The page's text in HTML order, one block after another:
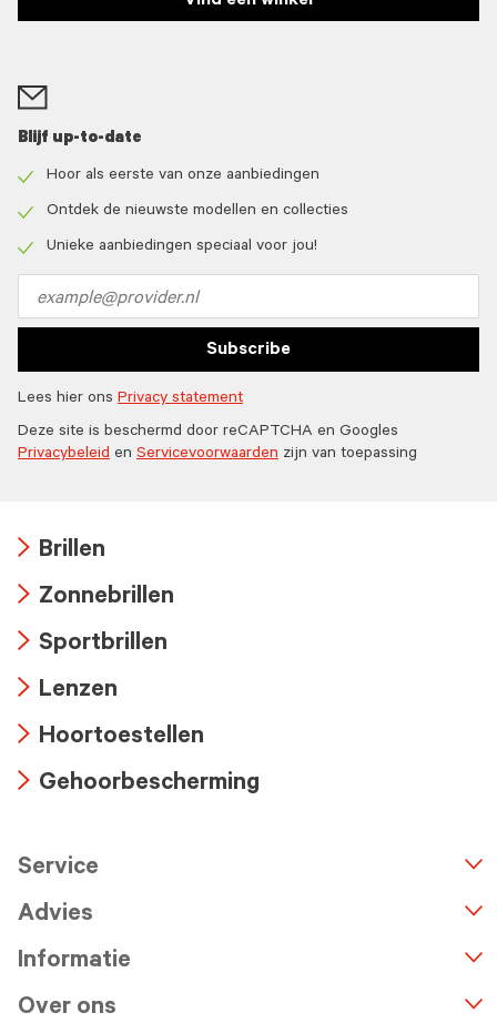
Blijf up-to-date
icon
Hoor als eerste van onze aanbiedingen
icon
Ontdek de nieuwste modellen en collecties
Unieke aanbiedingen speciaal voor jou!
address
Subscribe
Lees hier ons Privacy statement
Deze site is beschermd door reCAPTCHA en Googles
Privacybeleid en Servicevoorwaarden zijn van toepassing
icon
Brillen
icon
Zonnebrillen
icon
Sportbrillen
icon
Lenzen
icon
Hoortoestellen
Gehoorbescherming
Service
Advies
Informatie
Over ons